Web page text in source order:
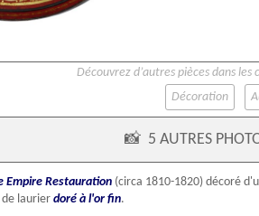
Découvrez d’autres pièces dans
Décoration
📸 5 AUTRES
EmpireRestauration (circa 1810-1820) décoré
de laurier doré à l'or fin.